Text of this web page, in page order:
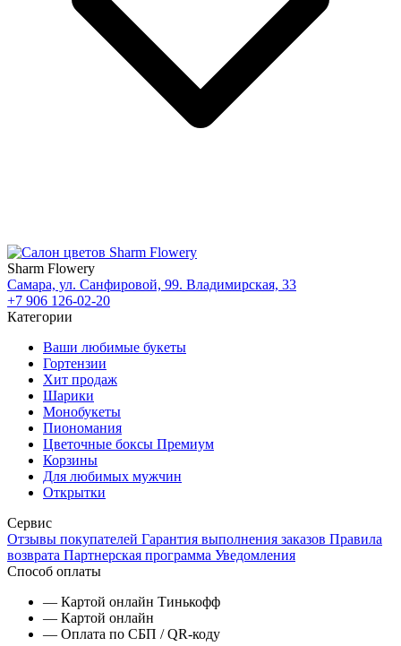
Sharm Flowery
Самара, ул. Санфировой, 99. Владимирская, 33
+7 906 126-02-20
Категории
Ваши любимые букеты
Гортензии
Хит продаж
Шарики
Монобукеты
Пиономания
Цветочные боксы Премиум
Корзины
Для любимых мужчин
Открытки
Сервис
Отзывы покупателей Гарантия выполнения заказов Правила
возврата Партнерская программа Уведомления
Способ оплаты
— Картой онлайн Тинькофф
— Картой онлайн
— Оплата по СБП / QR-коду